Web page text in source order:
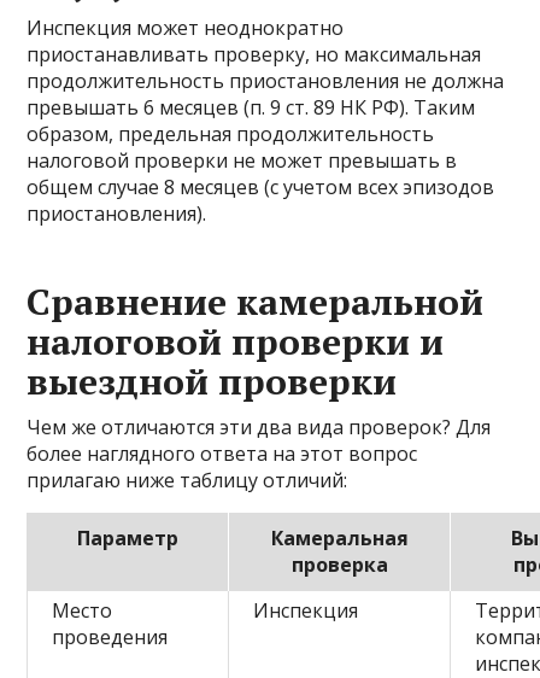
Инспекция может неоднократно
приостанавливать проверку, но максимальная
продолжительность приостановления не должна
превышать 6 месяцев (п. 9 ст. 89 НК РФ). Таким
образом, предельная продолжительность
налоговой проверки не может превышать в
общем случае 8 месяцев (с учетом всех эпизодов
приостановления).
Сравнение камеральной
налоговой проверки и
выездной проверки
Чем же отличаются эти два вида проверок? Для
более наглядного ответа на этот вопрос
прилагаю ниже таблицу отличий:
Параметр
Камеральная
проверка
Место
проведения
Инспекция